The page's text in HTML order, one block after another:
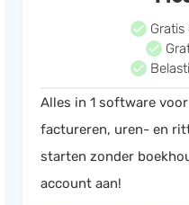
Alles in 1 software
factureren, uren- en
starten zonder
account aan!